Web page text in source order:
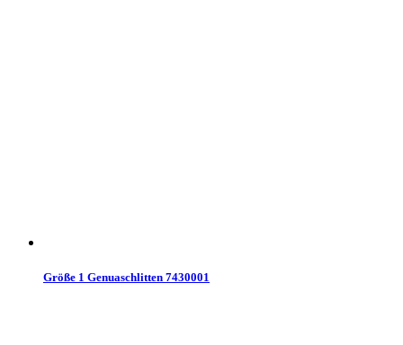
Größe 1 Genuaschlitten 7430001